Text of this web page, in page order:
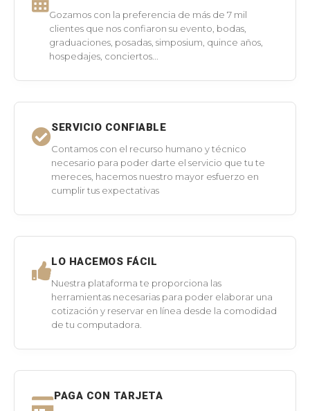
Gozamos con la preferencia de más de 7 mil
clientes que nos confiaron su evento, bodas,
graduaciones, posadas, simposium, quince años,
hospedajes, conciertos...
SERVICIO CONFIABLE
Contamos con el recurso humano y técnico
necesario para poder darte el servicio que tu te
mereces, hacemos nuestro mayor esfuerzo en
cumplir tus expectativas
LO HACEMOS FÁCIL
Nuestra plataforma te proporciona las
herramientas necesarias para poder elaborar una
cotización y reservar en línea desde la comodidad
de tu computadora.
PAGA CON TARJETA